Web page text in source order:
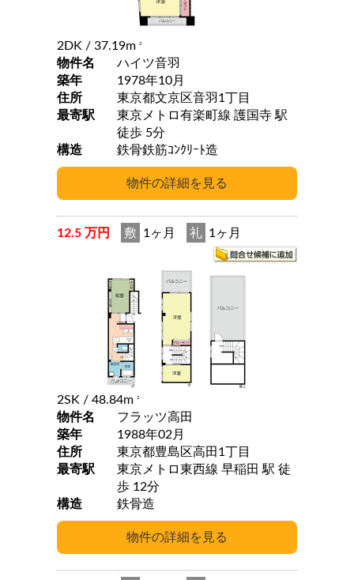
2DK / 37.19m 2
物件名
ハイツ音羽
築年
1978年10月
住所
東京都文京区音羽1丁目
最寄駅
東京メトロ有楽町線 護国寺 駅
徒歩 5分
構造
鉄骨鉄筋ｺﾝｸﾘｰﾄ造
12.5 万円 敷 1ヶ月 礼 1ヶ月
2SK / 48.84m 2
物件名
フラッツ高田
築年
1988年02月
住所
東京都豊島区高田1丁目
最寄駅
東京メトロ東西線 早稲田 駅 徒
歩 12分
構造
鉄骨造